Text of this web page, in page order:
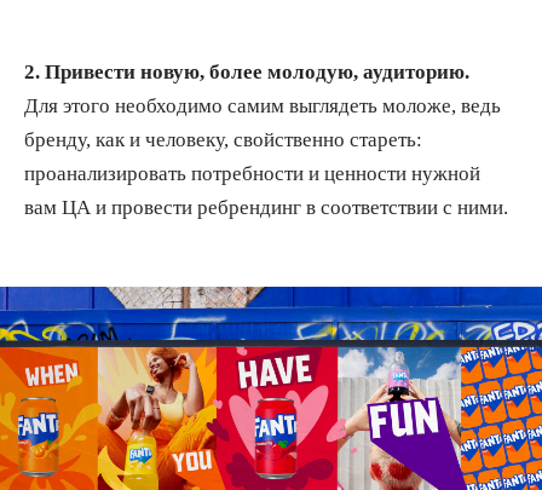
2. Привести новую, более молодую, аудиторию.
Для этого необходимо самим выглядеть моложе, ведь
бренду, как и человеку, свойственно стареть:
проанализировать потребности и ценности нужной
вам ЦА и провести ребрендинг в соответствии с ними.